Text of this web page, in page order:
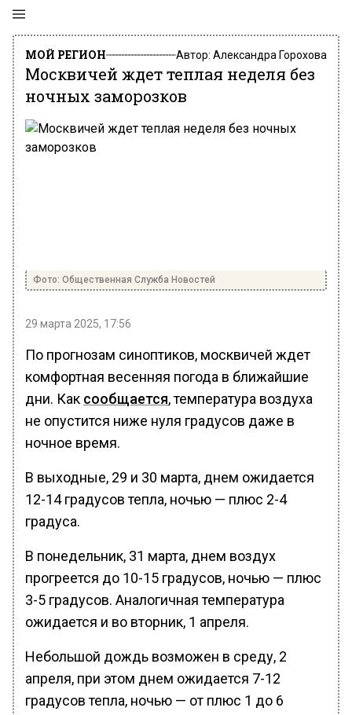
МОЙ РЕГИОН Автор: Александра Горохова
Москвичей ждет теплая неделя без
ночных заморозков
Фото: Общественная Служба Новостей
29 марта 2025, 17:56
По прогнозам синоптиков, москвичей ждет
комфортная весенняя погода в ближайшие
дни. Как сообщается, температура воздуха
не опустится ниже нуля градусов даже в
ночное время.
В выходные, 29 и 30 марта, днем ожидается
12-14 градусов тепла, ночью — плюс 2-4
градуса.
В понедельник, 31 марта, днем воздух
прогреется до 10-15 градусов, ночью — плюс
3-5 градусов. Аналогичная температура
ожидается и во вторник, 1 апреля.
Небольшой дождь возможен в среду, 2
апреля, при этом днем ожидается 7-12
градусов тепла, ночью — от плюс 1 до 6